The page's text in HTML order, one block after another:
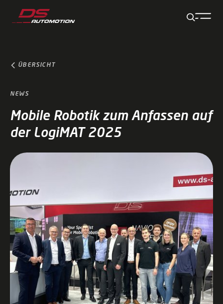
Zum Hauptinhalt springen
Zum Footer springen
Zum Ende der Navigation springen
Zum Beginn der Navigation springen
ÜBERSICHT
NEWS
Mobile Robotik zum Anfassen auf
der LogiMAT 2025